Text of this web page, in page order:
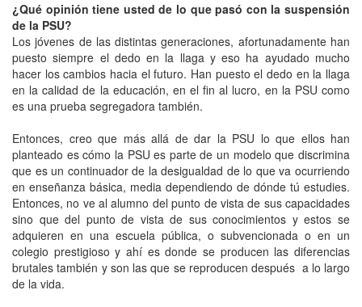
¿Qué opinión tiene usted de lo que pasó con la suspensión
de la PSU?
Los jóvenes de las distintas generaciones, afortunadamente han
puesto siempre el dedo en la llaga y eso ha ayudado mucho
hacer los cambios hacia el futuro. Han puesto el dedo en la llaga
en la calidad de la educación, en el fin al lucro, en la PSU como
es una prueba segregadora también.
Entonces, creo que más allá de dar la PSU lo que ellos han
planteado es cómo la PSU es parte de un modelo que discrimina
que es un continuador de la desigualdad de lo que va ocurriendo
en enseñanza básica, media dependiendo de dónde tú estudies.
Entonces, no ve al alumno del punto de vista de sus capacidades
sino que del punto de vista de sus conocimientos y estos se
adquieren en una escuela pública, o subvencionada o en un
colegio prestigioso y ahí es donde se producen las diferencias
brutales también y son las que se reproducen después a lo largo
de la vida.